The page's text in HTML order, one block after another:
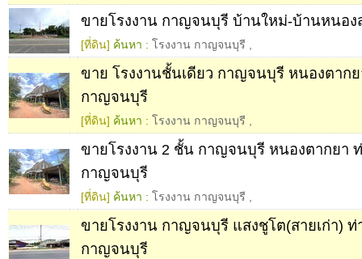
ขายโรงงาน กาญจนบุรี บ้านใหม่-บ้านหนอง
[ที่ดิน] ค้นหา : โรงงาน กาญจนบุรี
ขาย โรงงานชั้นเดียว กาญจนบุรี หนองตาก
กาญจนบุรี
[ที่ดิน] ค้นหา : โรงงาน กาญจนบุรี
ขายโรงงาน 2 ชั้น กาญจนบุรี หนองตากยา
กาญจนบุรี
[ที่ดิน] ค้นหา : โรงงาน กาญจนบุรี
ขายโรงงาน กาญจนบุรี แสงชูโต(สายเก่า) ท่
กาญจนบุรี